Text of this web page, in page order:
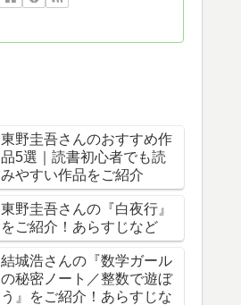
東野圭吾さんのおすすめ作
品5選｜読書初心者でも読
みやすい作品をご紹介
東野圭吾さんの『白夜行』
をご紹介！あらすじなど
結城浩さんの『数学ガール
の秘密ノート／整数で遊ぼ
う』をご紹介！あらすじな